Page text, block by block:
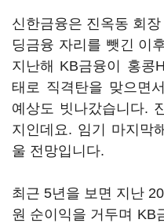
신한금융은 진옥동 회
딩금융 자리를 뺏긴 이
지난해 KB금융이 홍콩
태로 직격탄을 맞으면
예상도 빗나갔습니다.
지인데요. 임기 마지막
울 전망입니다.
최근 5년을 보면 지난
원 순이익을 거두며 KB